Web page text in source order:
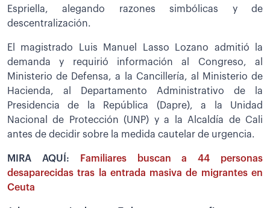
Espriella, alegando razones simbólicas y de
descentralización.
El magistrado Luis Manuel Lasso Lozano admitió la
demanda y requirió información al Congreso, al
Ministerio de Defensa, a la Cancillería, al Ministerio de
Hacienda, al Departamento Administrativo de la
Presidencia de la República (Dapre), a la Unidad
Nacional de Protección (UNP) y a la Alcaldía de Cali
antes de decidir sobre la medida cautelar de urgencia.
MIRA AQUÍ:
Familiares buscan a 44 personas
desaparecidas tras la entrada masiva de migrantes en
Ceuta